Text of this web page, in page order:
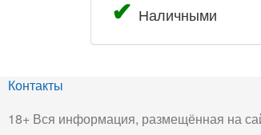
Наличными
Контакты
18+ Вся информация, размещённая на